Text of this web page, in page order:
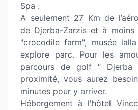
Spa :
A seulement 27 Km de
de Djerba-Zarzis et à moins
"crocodile farm", musée
explore parc. Pour les
parcours de golf “
proximité, vous aurez
minutes pour y arriver.
Hébergement à l'hôtel